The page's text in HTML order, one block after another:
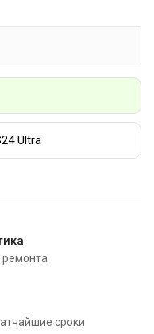
Ultra
сроки